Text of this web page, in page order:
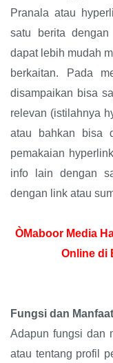
Pranala atau
satu berita
dapat lebih mudah
berkaitan. Pada
disampaikan bisa
relevan (istilahnya
atau bahkan bisa
pemakaian
info lain dengan
dengan link atau
ÒMaboor Media
Online di
Fungsi dan
Adapun fungsi dan
atau tentang profil